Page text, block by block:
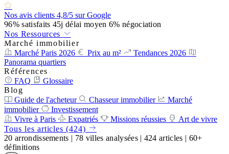
Nos avis clients 4,8/5 sur Google
96%satisfaits 45j délai moyen 6% négociation
Nos Ressources
Marché immobilier
Marché Paris 2026
Prix au m²
Tendances 2026
Panorama quartiers
Références
FAQ
Glossaire
Blog
Guide de l'acheteur
Chasseur immobilier
Marché
immobilier
Investissement
Vivre à Paris
Expatriés Missions réussies
Art de vivre
Tous les articles (424)
20 arrondissements | 78 villes analysées | 424 articles | 60+
définitions